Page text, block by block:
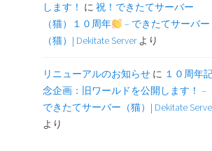
します！ に 祝！できたてサーバー
（猫）１０周年
– できたてサーバー
（猫）| Dekitate Serverより
リニューアルのお知らせ に １０周年
念企画：旧ワールドを公開します！ –
できたてサーバー（猫）| Dekitate
より